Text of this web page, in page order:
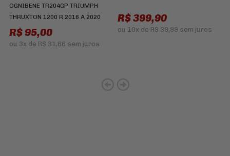
OGNIBENE TR204GP TRIUMPH
THRUXTON 1200 R 2016 A 2020
R$ 95,00
ou 3x de R$ 31,66 sem juros
R$ 399,90
ou 10x de R$ 39,99 sem juros